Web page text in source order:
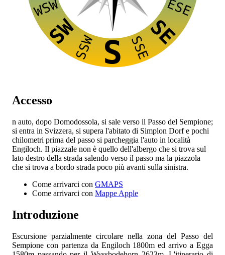
S
SE
SW
ESE
SSE
SSW
WSW
Accesso
n auto, dopo Domodossola, si sale verso il Passo del Sempione;
si entra in Svizzera, si supera l'abitato di Simplon Dorf e pochi
chilometri prima del passo si parcheggia l'auto in località
Engiloch. Il piazzale non è quello dell'albergo che si trova sul
lato destro della strada salendo verso il passo ma la piazzola
che si trova a bordo strada poco più avanti sulla sinistra.
Come arrivarci con GMAPS
Come arrivarci con Mappe Apple
Introduzione
Escursione parzialmente circolare nella zona del Passo del
Sempione con partenza da Engiloch 1800m ed arrivo a Egga